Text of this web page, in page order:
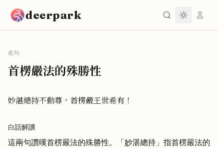
deerpark
名句
首楞嚴法的殊勝性
妙湛總持不動尊，首楞嚴王世希有！
白話解讀
這兩句讚嘆首楞嚴法的殊勝性。「妙湛總持」指首楞嚴法的